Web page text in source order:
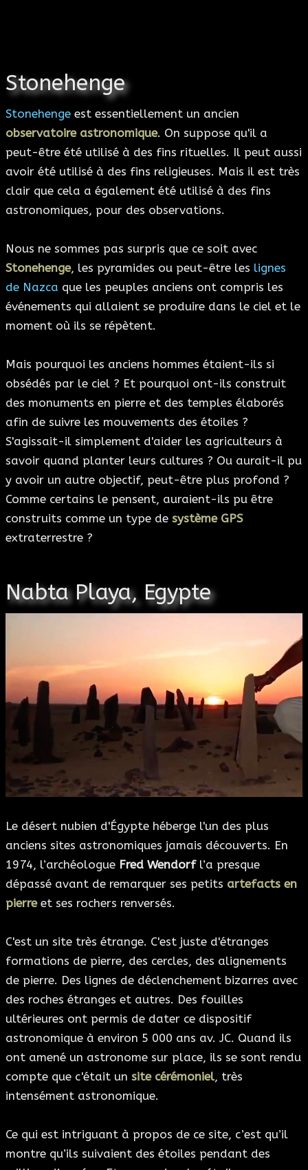
Stonehenge
Stonehenge est essentiellement un ancien
observatoire astronomique. On suppose qu'il a
peut-être été utilisé à des fins rituelles. Il peut aussi
avoir été utilisé à des fins religieuses. Mais il est très
clair que cela a également été utilisé à des fins
astronomiques, pour des observations.
Nous ne sommes pas surpris que ce soit avec
Stonehenge, les pyramides ou peut-être les lignes
de Nazca que les peuples anciens ont compris les
événements qui allaient se produire dans le ciel et le
moment où ils se répètent.
Mais pourquoi les anciens hommes étaient-ils si
obsédés par le ciel ? Et pourquoi ont-ils construit
des monuments en pierre et des temples élaborés
afin de suivre les mouvements des étoiles ?
S'agissait-il simplement d'aider les agriculteurs à
savoir quand planter leurs cultures ? Ou aurait-il pu
y avoir un autre objectif, peut-être plus profond ?
Comme certains le pensent, auraient-ils pu être
construits comme un type de système GPS
extraterrestre ?
Nabta Playa, Egypte
Le désert nubien d'Égypte héberge l'un des plus
anciens sites astronomiques jamais découverts. En
1974, l’archéologue Fred Wendorfl’a presque
dépassé avant de remarquer ses petits artefacts en
pierreet ses rochers renversés.
C'est un site très étrange. C'est juste d'étranges
formations de pierre, des cercles, des alignements
de pierre. Des lignes de déclenchement bizarres avec
des roches étranges et autres. Des fouilles
ultérieures ont permis de dater ce dispositif
astronomique à environ 5 000 ans av. JC. Quand ils
ont amené un astronome sur place, ils se sont rendu
compte que c'était un site cérémoniel, très
intensément astronomique.
Ce qui est intriguant à propos de ce site, c’est qu’il
montre qu’ils suivaient des étoiles pendant des